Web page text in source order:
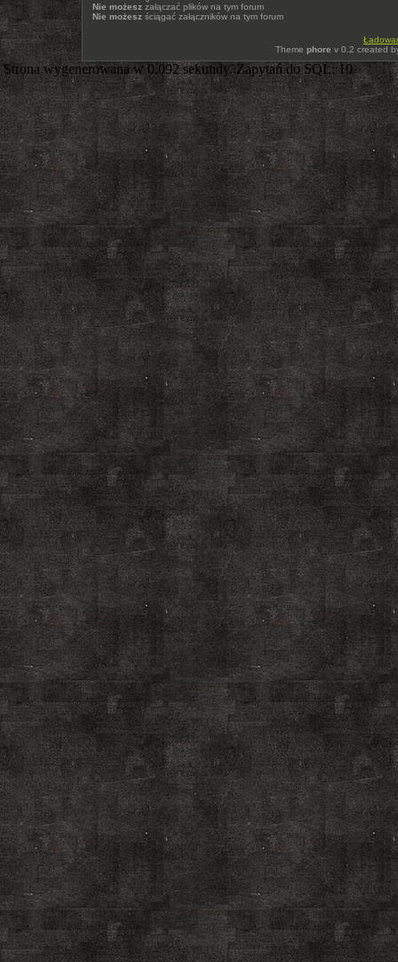
Nie możesz załączać plików na tym forum
Nie możesz ściągać załączników na tym forum
Theme phore v 0.2 created
Strona wygenerowana w 0.092 sekundy. Zapytań do SQL: 10